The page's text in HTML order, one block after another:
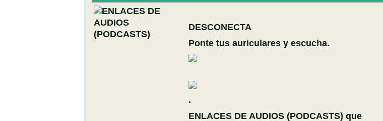
DESCONECTA
Ponte tus auriculares y escucha.
.
ENLACES DE AUDIOS (PODCASTS) que